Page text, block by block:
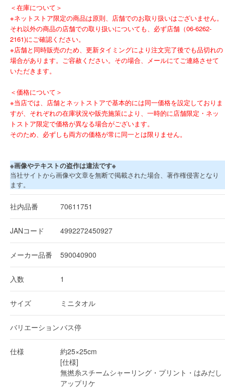
＜在庫について＞
※ネットストア限定の商品は原則、店舗でのお取り扱いはございません。
それ以外の商品の店舗での取り扱いについても、必ず店舗（06-6262-
2161)にご確認ください。
※店舗と同時販売のため、更新タイミングにより注文完了後でも品切れの
場合があります。ご容赦ください。その場合、メールにてご連絡させて
いただきます。
＜価格について＞
※当店では、店舗とネットストアで基本的には同一価格を設定しておりま
すが、それぞれの在庫状況や販売施策により、一時的に店舗限定・ネッ
トストア限定で価格が異なる場合がございます。
そのため、必ずしも両方の価格が常に同一とは限りません。
※画像やテキストの盗作は違法です※
当社サイトから画像や文章を無断で掲載された場合、著作権侵害となり
ます。
社内品番 70611751
JANコード 4992272450927
メーカー品番 590040900
入数 1
サイズ ミニタオル
バリエーションバス停
仕様
約25×25cm
[仕様]
無撚糸スチームシャーリング・プリント・はみだし
アップリケ